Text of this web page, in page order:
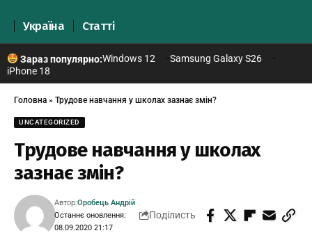
Україна Статті
Зараз популярно:Windows 12
Samsung Galaxy S26
iPhone 18
Головна » Трудове навчання у школах зазнає змін?
UNCATEGORIZED
Трудове навчання у школах
зазнає змін?
Останнє оновлення:
08.09.2020 21:17
Автор:Оробець Андрій
Поділисть